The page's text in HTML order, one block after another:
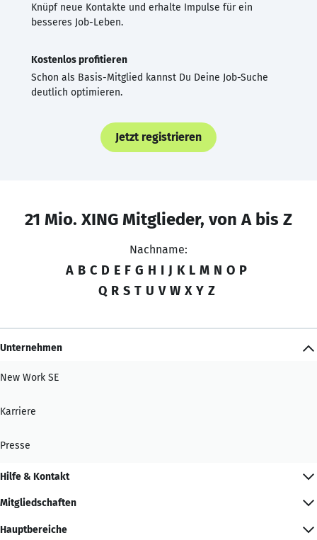
Knüpf neue Kontakte und erhalte Impulse für ein
besseres Job-Leben.
Kostenlos profitieren
Schon als Basis-Mitglied kannst Du Deine Job-Suche
deutlich optimieren.
Jetzt registrieren
21 Mio. XING Mitglieder, von A bis Z
Nachname:
A B C D E F G H I J K L M N O P
Q R S T U V W X Y Z
Unternehmen
New Work SE
Karriere
Presse
Hilfe & Kontakt
Mitgliedschaften
Hauptbereiche